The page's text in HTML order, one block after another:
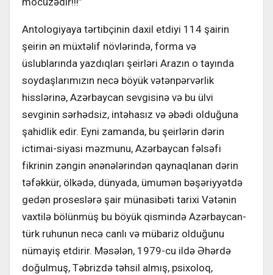
Antologiyaya tərtibçinin daxil etdiyi 114 şairin
şeirin ən müxtəlif növlərində, forma və
üslublarında yazdıqları şeirləri Arazın o tayında
soydaşlarımızın necə böyük vətənpərvərlik
hisslərinə, Azərbaycan sevgisinə və bu ülvi
sevginin sərhədsiz, intəhasız və əbədi olduğuna
şahidlik edir. Eyni zamanda, bu şeirlərin dərin
ictimai-siyasi məzmunu, Azərbaycan fəlsəfi
fikrinin zəngin ənənələrindən qaynaqlanan dərin
təfəkkür, ölkədə, dünyada, ümumən bəşəriyyətdə
gedən proseslərə şair münasibəti tarixi Vətənin
vaxtilə bölünmüş bu böyük qismində Azərbaycan-
türk ruhunun necə canlı və mübariz olduğunu
nümayiş etdirir. Məsələn, 1979-cu ildə Əhərdə
doğulmuş, Təbrizdə təhsil almış, psixoloq,